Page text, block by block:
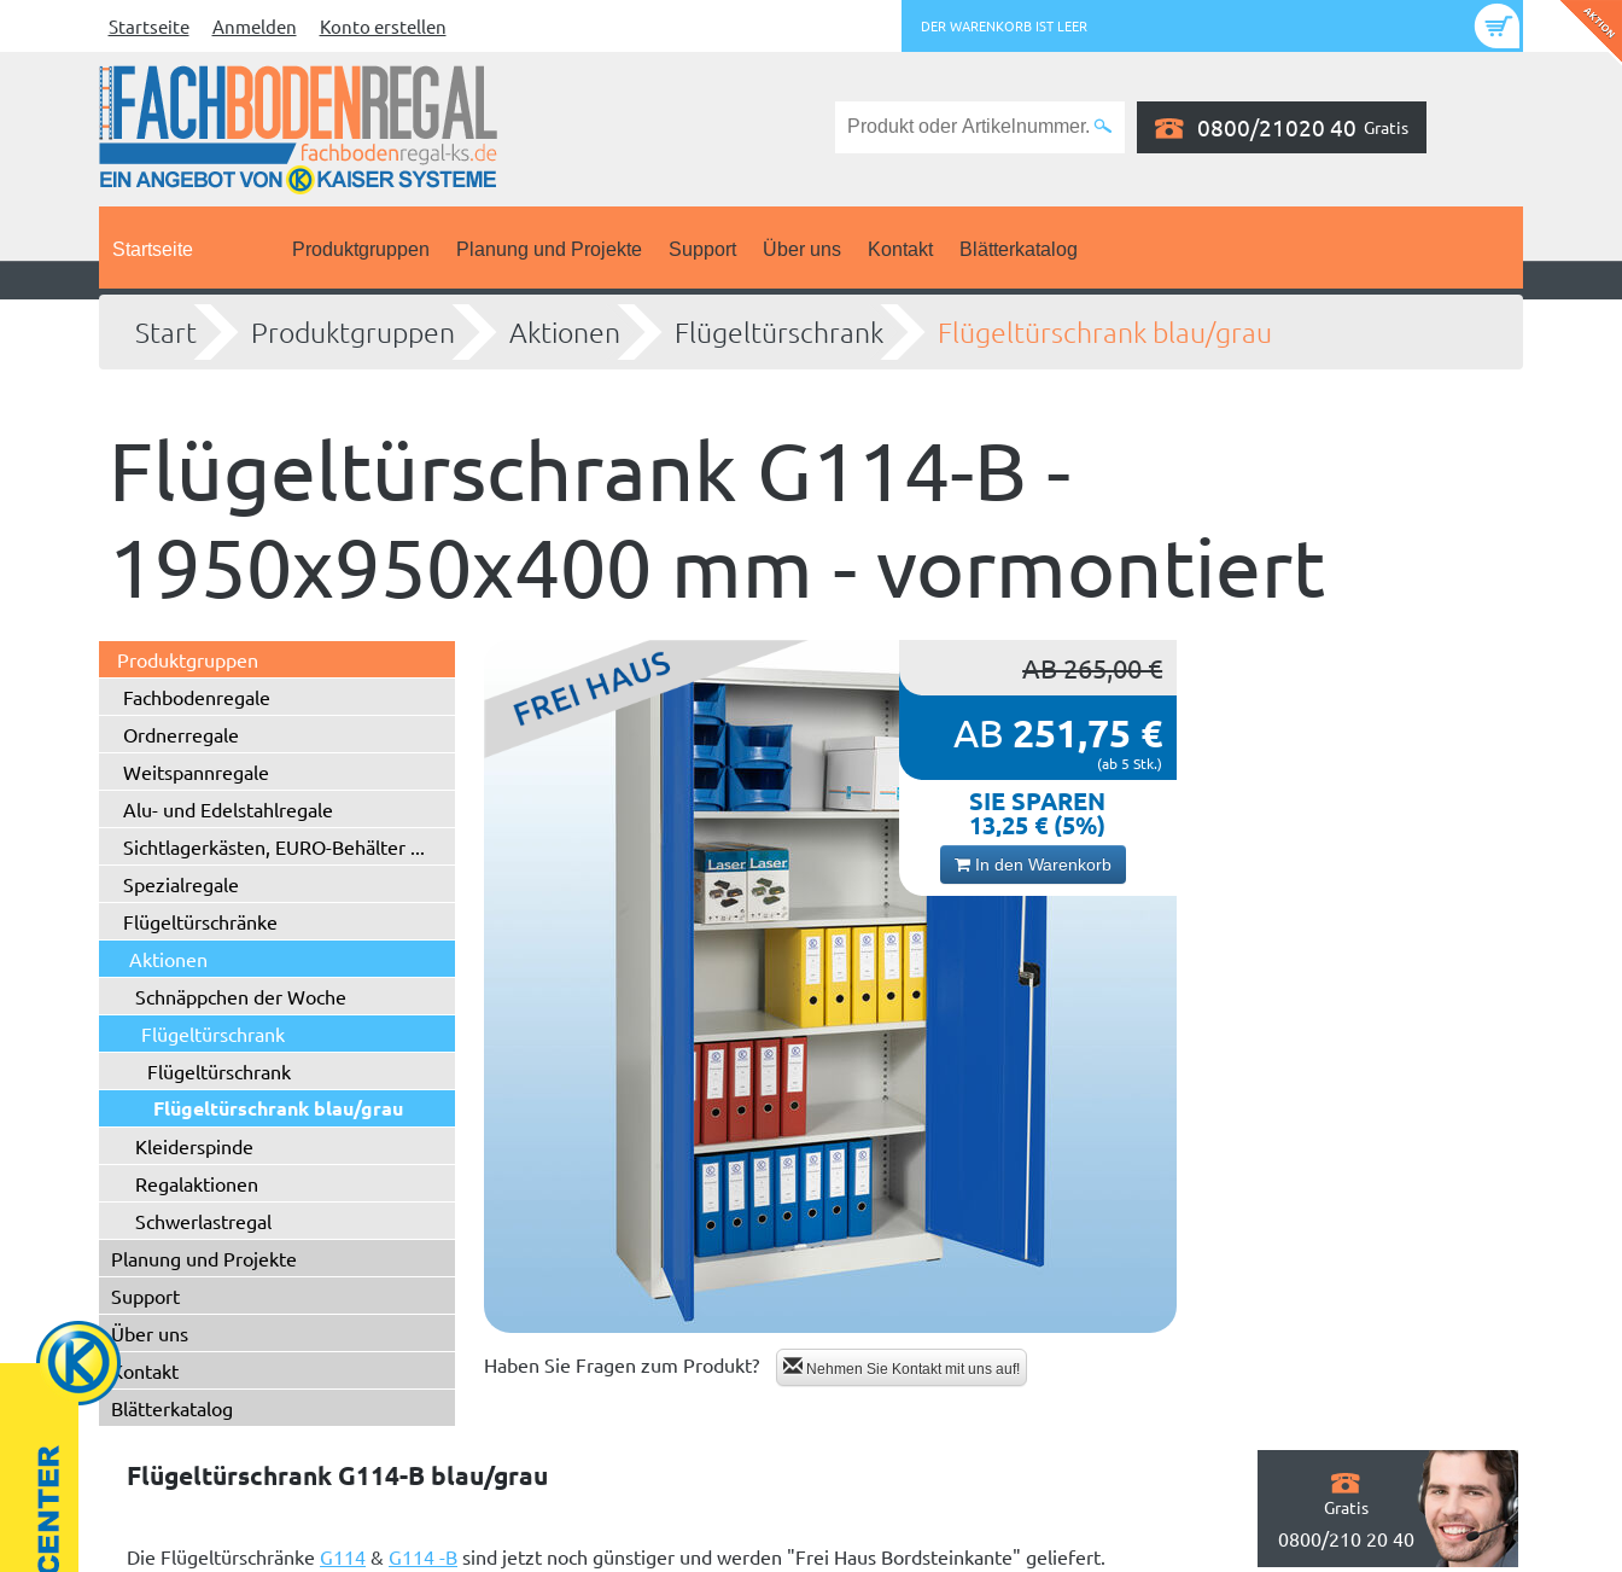
Startseite Anmelden Konto erstellen DER WARENKORB IST LEER
0800/21020 40 Gratis
Startseite Produktgruppen Planung und Projekte Support Über uns Kontakt Blätterkatalog
Start Produktgruppen Aktionen Flügeltürschrank Flügeltürschrank blau/grau
Flügeltürschrank G114-B -
1950x950x400 mm - vormontiert
Produktgruppen
Fachbodenregale
Ordnerregale
Weitspannregale
Alu- und Edelstahlregale
Sichtlagerkästen, EURO-Behälter ...
Spezialregale
Flügeltürschränke
Aktionen
Schnäppchen der Woche
Flügeltürschrank
Flügeltürschrank
Flügeltürschrank blau/grau
Kleiderspinde
Regalaktionen
Schwerlastregal
Planung und Projekte
Support
Über uns
Kontakt
Blätterkatalog
AB 265,00 €
AB 251,75 €
(ab 5Stk.)
SIE SPAREN
13,25 € (5%)
In den Warenkorb
Haben Sie Fragen zum Produkt? Nehmen Sie Kontakt mit uns auf!
Flügeltürschrank G114-B blau/grau
Die Flügeltürschränke G114 & G114 -B sind jetzt noch günstiger und werden "Frei Haus Bordsteinkante" geliefert.
Gratis
0800/210 20 40